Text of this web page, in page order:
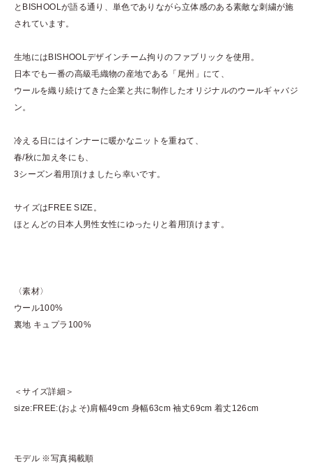
とBISHOOLが語る通り、単色でありながら立体感のある素敵な刺繍が施
されています。
生地にはBISHOOLデザインチーム拘りのファブリックを使用。
日本でも一番の高級毛織物の産地である「尾州」にて、
ウールを織り続けてきた企業と共に制作したオリジナルのウールギャバジ
ン。
冷える日にはインナーに暖かなニットを重ねて、
春/秋に加え冬にも、
3シーズン着用頂けましたら幸いです。
サイズはFREE SIZE。
ほとんどの日本人男性女性にゆったりと着用頂けます。
〈素材〉
ウール100%
裏地 キュプラ100%
＜サイズ詳細＞
size:FREE:(およそ)肩幅49cm 身幅63cm 袖丈69cm 着丈126cm
モデル ※写真掲載順